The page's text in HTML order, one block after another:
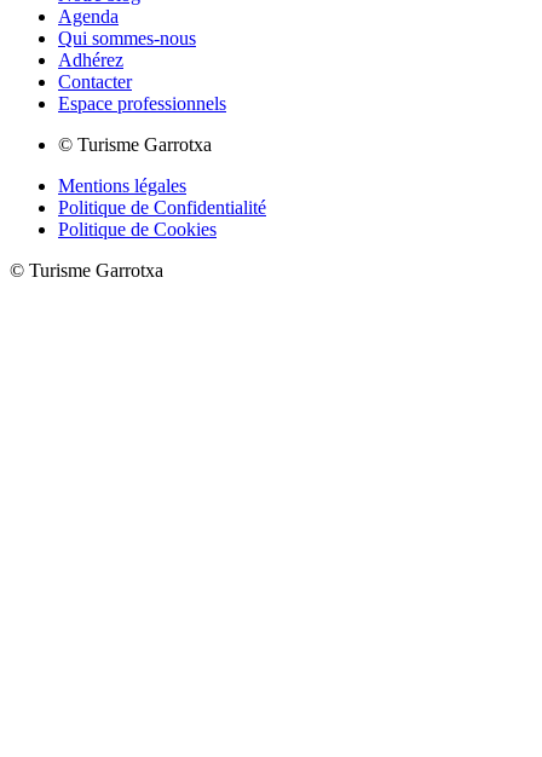
Agenda
Qui sommes-nous
Adhérez
Contacter
Espace professionnels
© Turisme Garrotxa
Mentions légales
Politique de Confidentialité
Politique de Cookies
© Turisme Garrotxa